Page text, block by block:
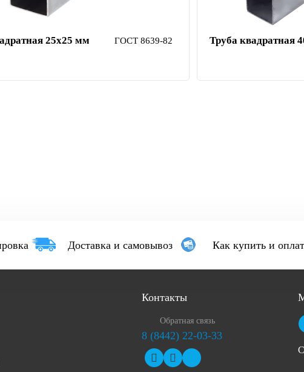
25х25 мм ГОСТ 8639-82 Труба квадратная
Доставка и самовывоз Как купить и
Контакты
Обратная связь
8 (8442) 22-03-33